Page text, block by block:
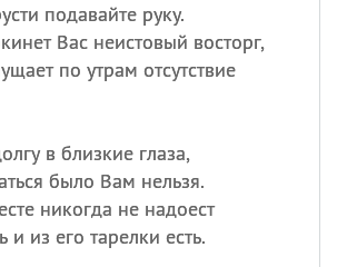
подавайте руку.
Вас неистовый восторг,
по утрам отсутствие
в близкие глаза,
было Вам нельзя.
никогда не надоест
и из его тарелки есть.